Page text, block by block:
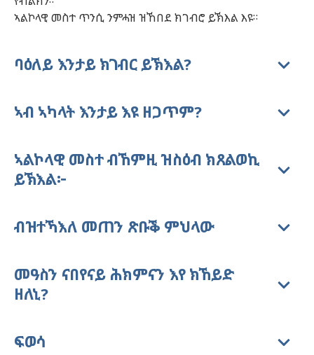
ኣልኮላዊ መስተ ጥንሲንምሓዝ ዝኸበደክገብሮ ይኽእልእዩ።
ባዕለይ እንታይ ክገብር ይኽእል?
ኣብ ኣካላት እንታይ እዩ ዘጋጥም?
ኣልኮላዊ መስተ ብኸምዚ ዝስዕብ ክጸልወኪ
ይኽእል፦
ብዝተኻእለ መጠን ጽቡቕ ምህላው
መዓስን ናበየናይ ሕክምናን እየ ክኸይድ
ዘለኒ?
ፍወሳ